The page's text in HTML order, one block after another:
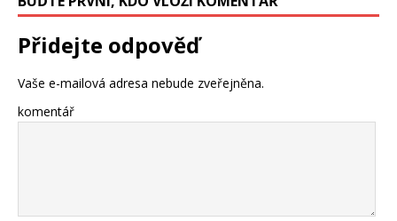
Přidejte odpověď
Vaše e-mailová adresa nebude zveřejněna.
komentář